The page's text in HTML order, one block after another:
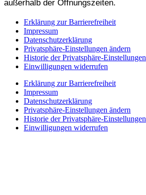
außerhalb der Öffnungszeiten.
Erklärung zur Barrierefreiheit
Impressum
Datenschutzerklärung
Privatsphäre-Einstellungen ändern
Historie der Privatsphäre-Einstellungen
Einwilligungen widerrufen
Erklärung zur Barrierefreiheit
Impressum
Datenschutzerklärung
Privatsphäre-Einstellungen ändern
Historie der Privatsphäre-Einstellungen
Einwilligungen widerrufen